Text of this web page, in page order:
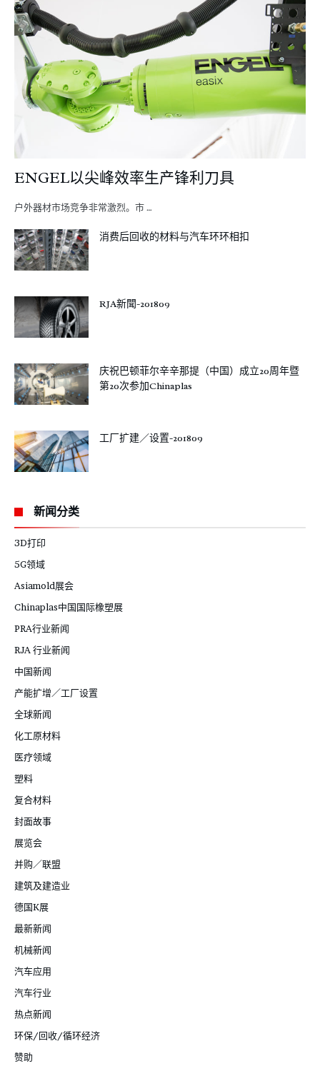
ENGEL以尖峰效率生产锋利刀具
户外器材市场竞争非常激烈。市 …
消费后回收的材料与汽车环环相扣
RJA新聞-201809
庆祝巴顿菲尔辛辛那提（中国）成立20周年暨
第20次参加Chinaplas
工厂扩建／设置-201809
新闻分类
3D打印
5G领域
Asiamold展会
Chinaplas中国国际橡塑展
PRA行业新闻
RJA 行业新闻
中国新闻
产能扩增／工厂设置
全球新闻
化工原材料
医疗领域
塑料
复合材料
封面故事
展览会
并购／联盟
建筑及建造业
德国K展
最新新闻
机械新闻
汽车应用
汽车行业
热点新闻
环保/回收/循环经济
赞助